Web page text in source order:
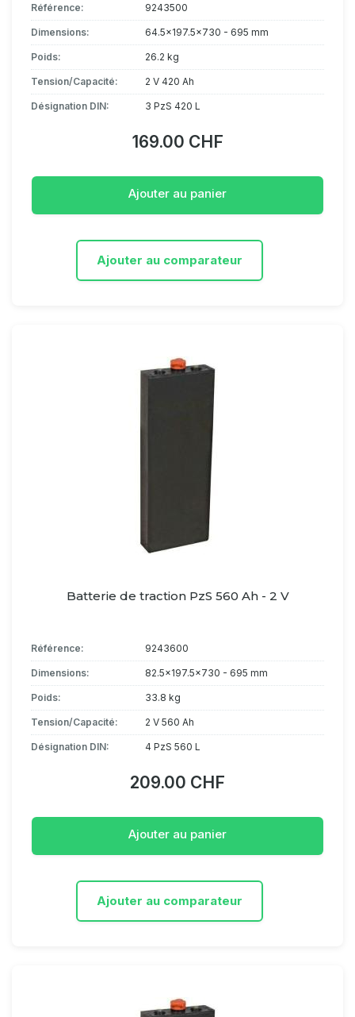
Référence: 9243500
Dimensions: 64.5x197.5x730 - 695 mm
Poids: 26.2 kg
Tension/Capacité: 2 V 420 Ah
Désignation DIN: 3 PzS 420 L
169.00 CHF
Ajouter au panier
Ajouter au comparateur
Batterie de traction PzS 560 Ah - 2 V
Référence: 9243600
Dimensions: 82.5x197.5x730 - 695 mm
Poids: 33.8 kg
Tension/Capacité: 2 V 560 Ah
Désignation DIN: 4 PzS 560 L
209.00 CHF
Ajouter au panier
Ajouter au comparateur